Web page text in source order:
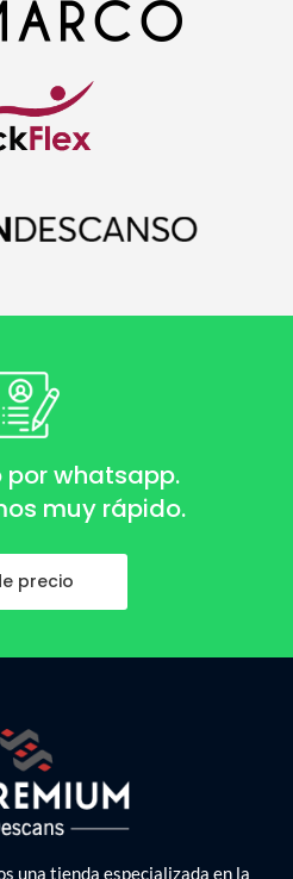
por whatsapp.
muy rápido.
precio
una tienda especializada en la